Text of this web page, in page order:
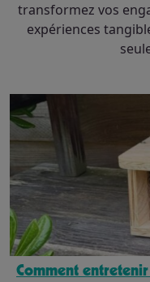
transformez vos
expériences
Comment entretenir un hôtel à abeilles (Dorlotoir)